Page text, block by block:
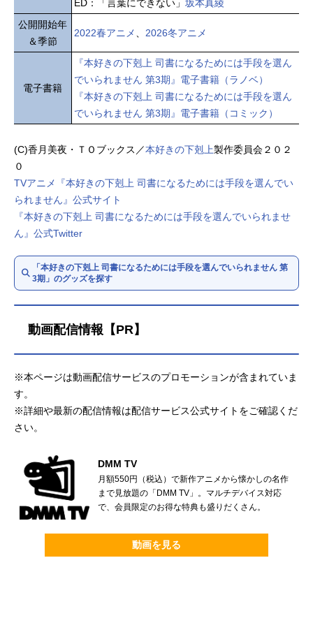
ED：「言葉にできない」 坂本真綾
公開開始年
＆季節
2022春アニメ 2026冬アニメ
電子書籍
『本好きの下剋上 司書になるためには手段を選ん
でいられません 第3期』電子書籍（ラノベ）
『本好きの下剋上 司書になるためには手段を選ん
でいられません 第3期』電子書籍（コミック）
(C)香月美夜・ＴＯブックス／本好きの下剋上製作委員会２０２
０
TVアニメ『本好きの下剋上 司書になるためには手段を選んでい
られません』公式サイト
『本好きの下剋上 司書になるためには手段を選んでいられませ
ん』公式Twitter
「本好きの下剋上 司書になるためには手段を選んでいられません 第
3期」のグッズを探す
動画配信情報【PR】
※本ページは動画配信サービスのプロモーションが含まれていま
す。
※詳細や最新の配信情報は配信サービス公式サイトをご確認くだ
さい。
DMM TV
月額550円（税込）で新作アニメから懐かしの名作
まで見放題の「DMM TV」。マルチデバイス対応
で、会員限定のお得な特典も盛りだくさん。
動画を見る